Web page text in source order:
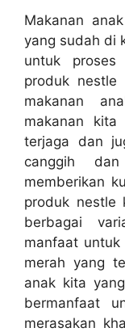
Makanan
yang sudah di
untuk proses
produk
makanan
makanan
terjaga dan
canggih
memberikan
produk nestle
berbagai
manfaat
merah yang
anak kita
bermanfaat
merasakan